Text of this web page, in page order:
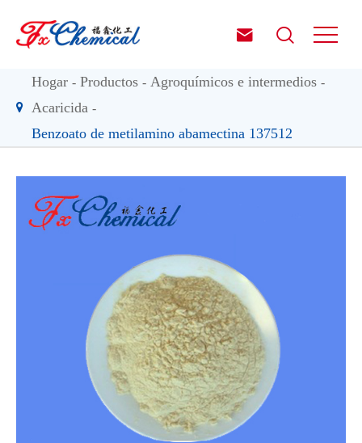
 
Hogar Productos
Agroquímicos e intermedios
Acaricida
Benzoato de metilamino abamectina 137512